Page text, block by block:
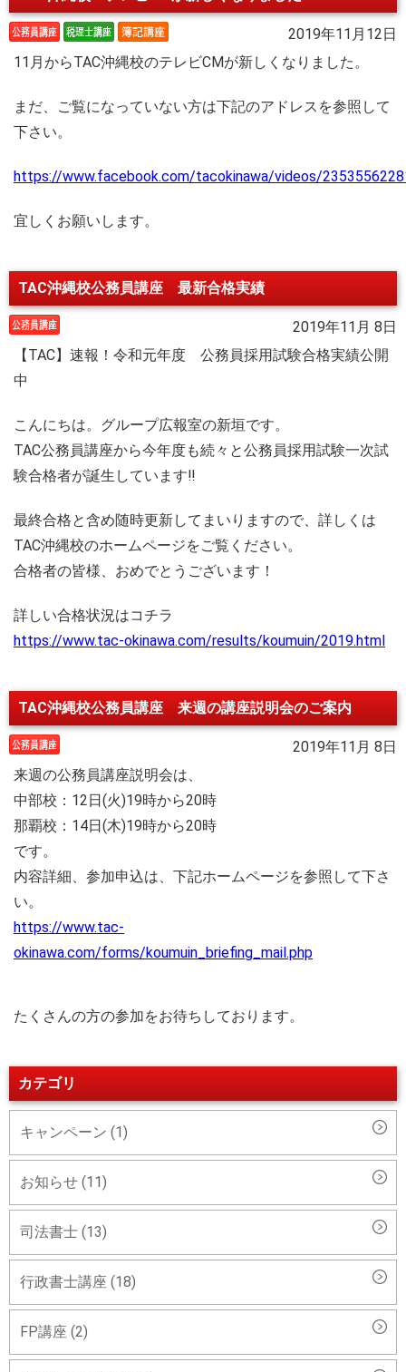
2019年11月12日
11月からTAC沖縄校のテレビCMが新しくなりました。
まだ、ご覧になっていない方は下記のアドレスを参照して
下さい。
https://www.facebook.com/tacokinawa/videos/
宜しくお願いします。
TAC沖縄校公務員講座 最新合格実績
2019年11月 8日
【TAC】速報！令和元年度 公務員採用試験合格実績公開
中
こんにちは。グループ広報室の新垣です。
TAC公務員講座から今年度も続々と公務員採用試験一次試
験合格者が誕生しています‼
最終合格と含め随時更新してまいりますので、詳しくは
TAC沖縄校のホームページをご覧ください。
合格者の皆様、おめでとうございます！
詳しい合格状況はコチラ
https://www.tac-okinawa.com/results/koumuin/2019.html
TAC沖縄校公務員講座 来週の講座説明会のご案内
2019年11月 8日
来週の公務員講座説明会は、
中部校：12日(火)19時から20時
那覇校：14日(木)19時から20時
です。
内容詳細、参加申込は、下記ホームページを参照して下さ
い。
https://www.tac-
okinawa.com/forms/koumuin_briefing_mail.php
たくさんの方の参加をお待ちしております。
カテゴリ
キャンペーン (1)
お知らせ (11)
司法書士 (13)
行政書士講座 (18)
FP講座 (2)